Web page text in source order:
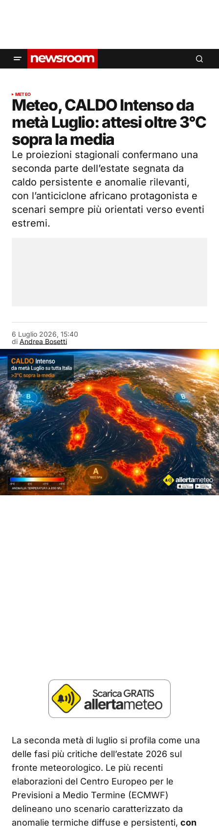
METEO
Meteo, CALDO Intenso da
metà Luglio: attesi oltre 3°C
sopra la media
Le proiezioni stagionali confermano una
seconda parte dell’estate segnata da
caldo persistente e anomalie rilevanti,
con l’anticiclone africano protagonista e
scenari sempre più orientati verso eventi
estremi.
di Andrea Bosetti
6 Luglio 2026, 15:40
La seconda metà di luglio si profila come una
delle fasi più critiche dell’estate 2026 sul
fronte meteorologico. Le più recenti
elaborazioni del Centro Europeo per le
Previsioni a Medio Termine (ECMWF)
delineano uno scenario caratterizzato da
anomalie termiche diffuse e persistenti, con